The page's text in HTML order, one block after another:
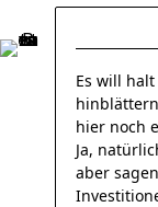
Es will
hier noch
Ja,
aber